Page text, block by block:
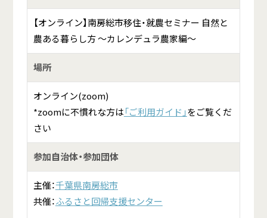
【オンライン】南房総市移住・就農セミナー 自然と
農ある暮らし方 ～カレンデュラ農家編～
場所
オンライン(zoom)
*zoomに不慣れな方は「ご利用ガイド」をご覧くだ
さい
参加自治体・参加団体
主催：千葉県南房総市
共催：ふるさと回帰支援センター